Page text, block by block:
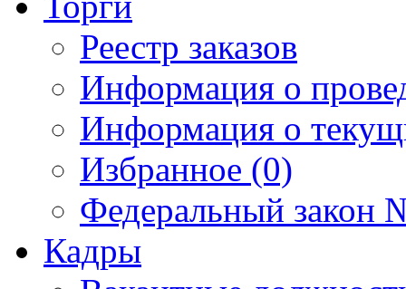
Реестр заказов
Информация о
Информация о
Избранное (0)
Федеральный закон
Кадры